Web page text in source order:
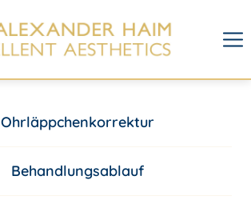
Ohrläppchenkorrektur
Behandlungsablauf